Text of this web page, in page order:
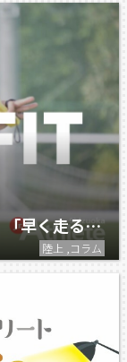
【参加無料】幼児、小学生集まれ！ 「早く走るコツ」をラグビー元日本代表 小野澤宏時氏が伝授！
陸上 ,コラム